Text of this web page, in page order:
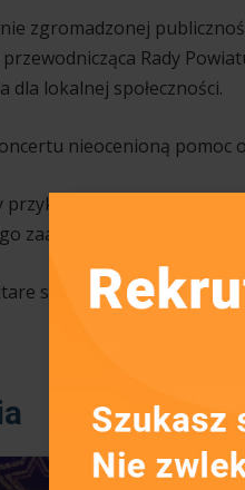
zgromadzonej
Rady
dla lokalnej społeczności.
nieocenioną
jak młodzież z
zaangażowania.
serdecznie gratulujemy